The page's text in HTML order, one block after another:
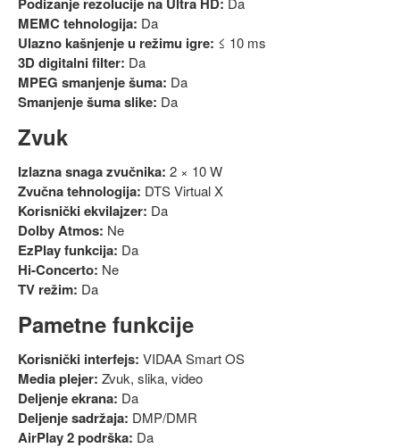
MEMC tehnologija: Da
Ulazno kašnjenje u režimu igre: ≤ 10 ms
3D digitalni filter: Da
MPEG smanjenje šuma: Da
Smanjenje šuma slike: Da
Zvuk
Izlazna snaga zvučnika: 2 × 10 W
Zvučna tehnologija: DTS Virtual X
Korisnički ekvilajzer: Da
Dolby Atmos: Ne
EzPlay funkcija: Da
Hi-Concerto: Ne
TV režim: Da
Pametne funkcije
Korisnički interfejs: VIDAA Smart OS
Media plejer: Zvuk, slika, video
Deljenje ekrana: Da
Deljenje sadržaja: DMP/DMR
AirPlay 2 podrška: Da